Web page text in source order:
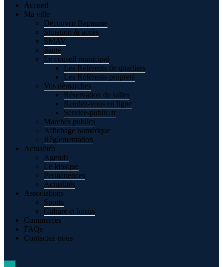
Accueil
Ma ville
Découvrir Bapaume
Situation & accès
SMAV
Santé
Le conseil municipal
Les Référents de quartiers
Les Référents propreté
Vos démarches
Réservation de salles
Rendez-vous en ligne
Service-public.fr
Marchés publics
Affichage numérique
Règlementation
Actualités
Agenda
Le kiosque
Permanences
Actualités
Associations
Sports
Culture et loisirs
Commerces
FAQs
Contactez-nous